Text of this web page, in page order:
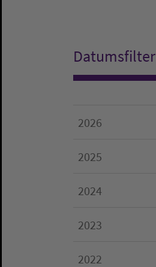
Datumsfilter
2026
2025
2024
2023
2022